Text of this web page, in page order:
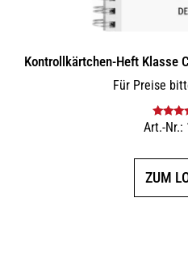
Kontrollkärtchen-Heft Klasse
Für Preise
Art.-Nr.:
ZUM